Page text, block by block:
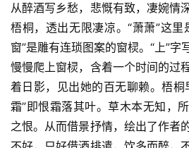
从醉酒写乡愁，悲慨有致，凄婉情
梧桐，透出无限凄凉。“萧萧”这里
窗”是雕有连琐图案的窗棂。“上”
慢慢爬上窗棂，含着一个时间的过
着日影，见出她的百无聊赖。梧桐
霜”即恨霜落其叶。草木本无知，
之恨。从而借景抒情，绘出了作者